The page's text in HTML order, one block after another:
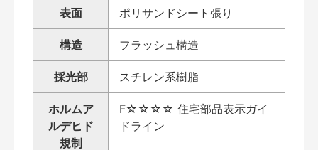
表面 ポリサンドシート張り
構造 フラッシュ構造
採光部 スチレン系樹脂
ホルムア
ルデヒド
規制
F☆☆☆☆ 住宅部品表示ガイ
ドライン